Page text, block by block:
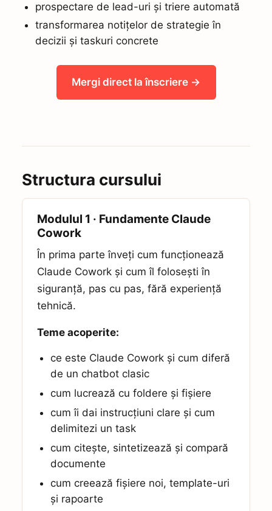
prospectare de lead-uri și triere automată
transformarea notițelor de strategie în
decizii și taskuri concrete
Mergi direct la înscriere →
Structura cursului
Modulul 1 · Fundamente Claude
Cowork
În prima parte înveți cum funcționează
Claude Cowork și cum îl folosești în
siguranță, pas cu pas, fără experiență
tehnică.
Teme acoperite:
ce este Claude Cowork și cum diferă
de un chatbot clasic
cum lucrează cu foldere și fișiere
cum îi dai instrucțiuni clare și cum
delimitezi un task
cum citește, sintetizează și compară
documente
cum creează fișiere noi, template-uri
și rapoarte